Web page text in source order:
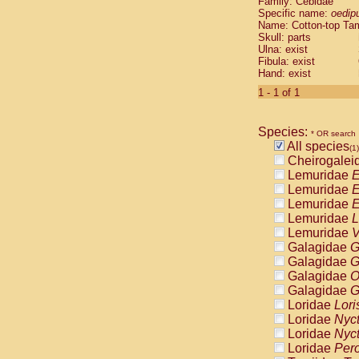
Cebidae
Cebidae
Cebidae
Cebidae
Cebidae
Cebidae
Cebidae
Cebidae
Cebidae
Cebidae
Cebidae
Cebidae
Atelidae
Atelidae
Atelidae
Atelidae
Atelidae
Atelidae
Atelidae
Atelidae
Atelidae
Atelidae
Pitheciidae
Specific name:
Name: Cotton-top
Skull: parts
Ulna: exist
Fibula: exist
Hand: exist
1 - 1 of 1
Species: * OR search
All species(1)
Lemuridae
Lemuridae
Lemuridae
Lemuridae
Lemuridae
Galagidae
Galagidae
Galagidae
Galagidae
Loridae
Loridae
Loridae
Loridae